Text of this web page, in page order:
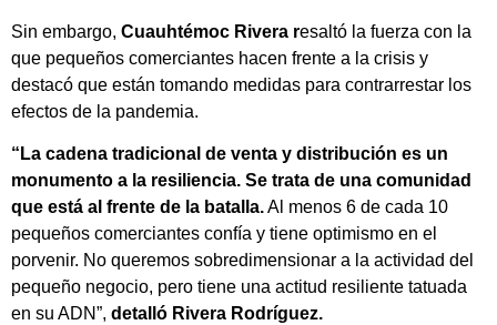
Sin embargo, Cuauhtémoc Rivera resaltó la fuerza con la
que pequeños comerciantes hacen frente a la crisis y
destacó que están tomando medidas para contrarrestar los
efectos de la pandemia.
“La cadena tradicional de venta y distribución es un
monumento a la resiliencia. Se trata de una comunidad
que está al frente de la batalla.Al menos 6 de cada 10
pequeños comerciantes confía y tiene optimismo en el
porvenir. No queremos sobredimensionar a la actividad del
pequeño negocio, pero tiene una actitud resiliente tatuada
en su ADN”, detalló Rivera Rodríguez.